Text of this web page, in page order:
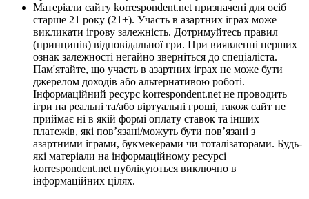
Матеріали сайту korrespondent.net призначені для осіб
старше 21 року (21+). Участь в азартних іграх може
викликати ігрову залежність. Дотримуйтесь правил
(принципів) відповідальної гри. При виявленні перших
ознак залежності негайно зверніться до спеціаліста.
Пам'ятайте, що участь в азартних іграх не може бути
джерелом доходів або альтернативою роботі.
Інформаційний ресурс korrespondent.net не проводить
ігри на реальні та/або віртуальні гроші, також сайт не
приймає ні в якій формі оплату ставок та інших
платежів, які пов’язані/можуть бути пов’язані з
азартними іграми, букмекерами чи тоталізаторами. Будь-
які матеріали на інформаційному ресурсі
korrespondent.net публікуються виключно в
інформаційних цілях.